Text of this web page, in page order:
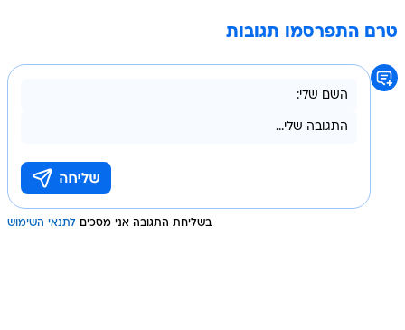
טרם התפרסמו תגובות
בשליחת התגובה אני מסכים לתנאי השימוש